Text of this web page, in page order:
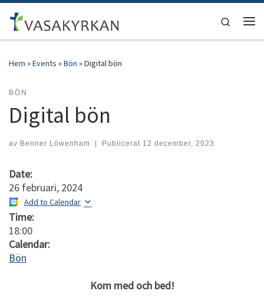
Hoppa till innehåll
Search
Hem »Events »Bön »Digital bön
BÖN
Digital bön
av Benner Löwenham | Publicerat 12 december, 2023
Date:
26 februari, 2024
Add to Calendar
Time:
18:00
Calendar:
Bön
Kom med och bed!